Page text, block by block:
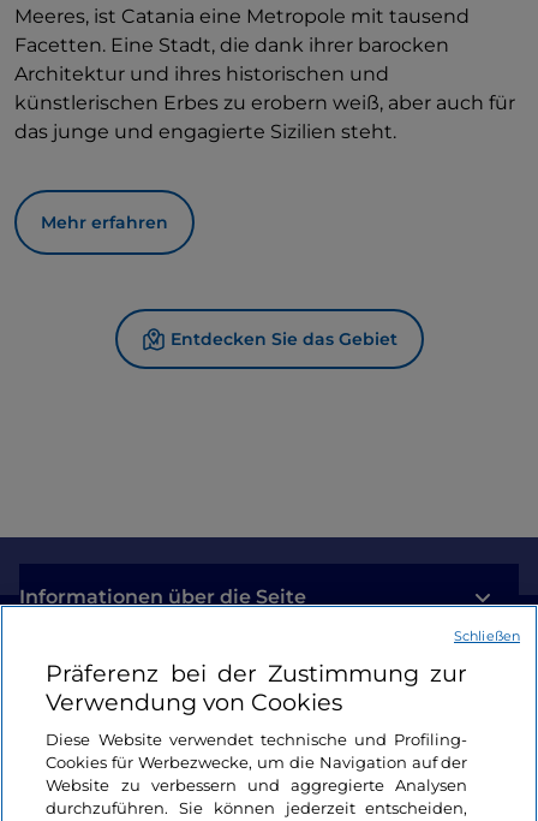
Meeres, ist Catania eine Metropole mit tausend
Facetten. Eine Stadt, die dank ihrer barocken
Architektur und ihres historischen und
künstlerischen Erbes zu erobern weiß, aber auch für
das junge und engagierte Sizilien steht.
Mehr erfahren
Entdecken Sie das Gebiet
Informationen über die Seite
Nützliche Links
Login
Bleiben wir in Kontakt
Präferenz bei der Zustimmung zur
Verwendung von Cookies
Diese Website verwendet technische und Profiling-
Cookies für Werbezwecke, um die Navigation auf der
Website zu verbessern und aggregierte Analysen
durchzuführen. Sie können jederzeit entscheiden,
Schließen